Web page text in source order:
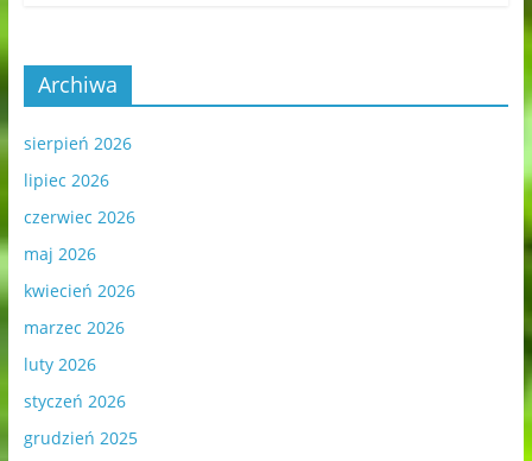
Archiwa
sierpień 2026
lipiec 2026
czerwiec 2026
maj 2026
kwiecień 2026
marzec 2026
luty 2026
styczeń 2026
grudzień 2025